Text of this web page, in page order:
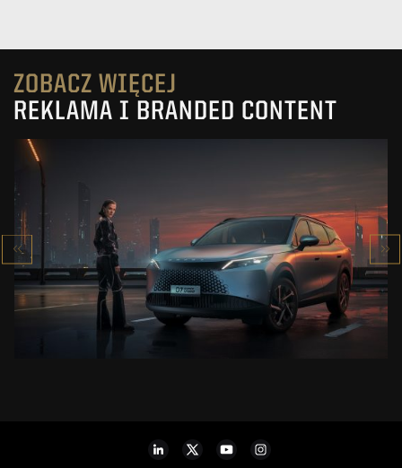
ZOBACZ WIĘCEJ
REKLAMA I BRANDED CONTENT
OMODA 7
SUPER HYBRID
ZOBACZ PROJEKT